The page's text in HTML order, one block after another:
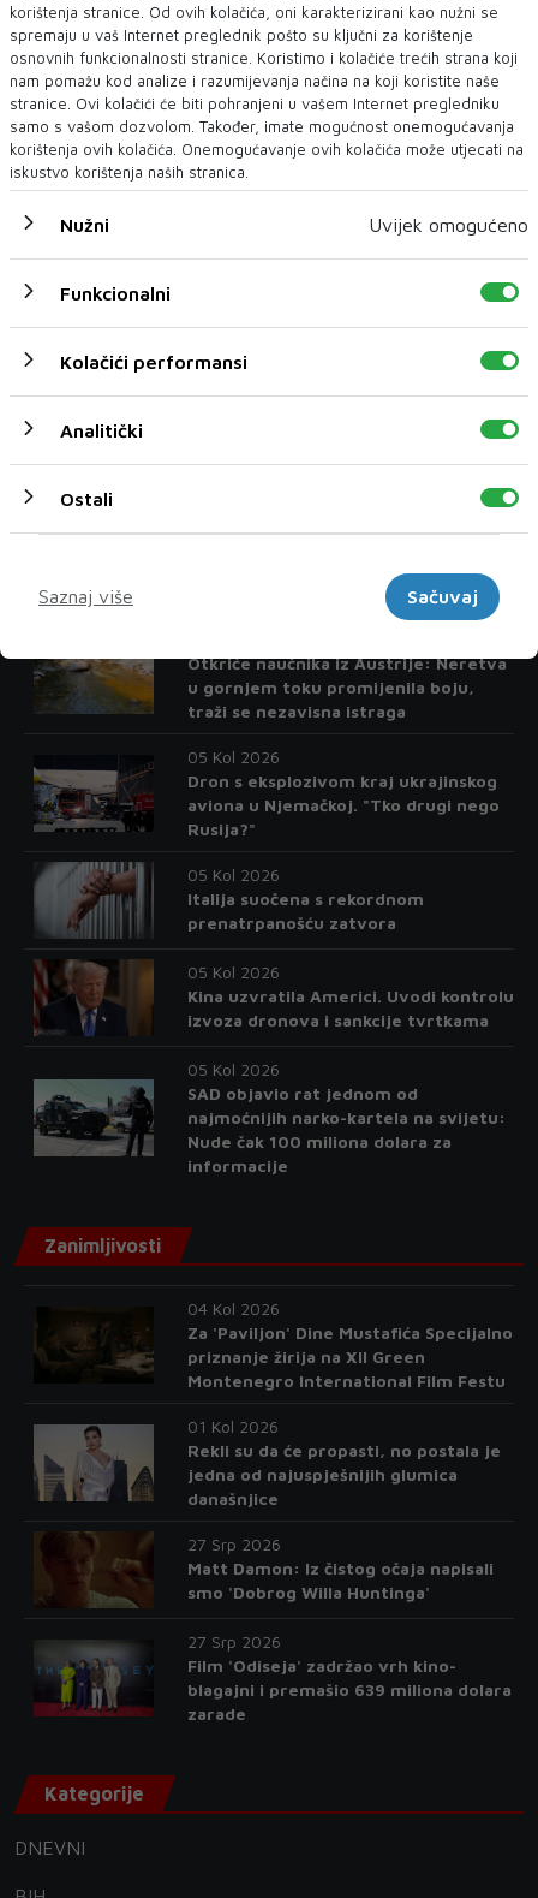
STATE DEPARTMENT I EUROPOL: Loša međusobna
suradnja agencija za borbu protiv terorizma u BiH
Bih
korištenja stranice. Od ovih kolačića, oni karakterizirani kao nužni se
spremaju u vaš Internet preglednik pošto su ključni za korištenje
osnovnih funkcionalnosti stranice. Koristimo i kolačiće trećih strana koji
nam pomažu kod analize i razumijevanja načina na koji koristite naše
stranice. Ovi kolačići će biti pohranjeni u vašem Internet pregledniku
samo s vašom dozvolom. Također, imate mogućnost onemogućavanja
korištenja ovih kolačića. Onemogućavanje ovih kolačića može utjecati na
iskustvo korištenja naših stranica.
Nužni Uvijek omogućeno
Funkcionalni
Kolačići performansi
Analitički
Ostali
Saznaj više
Sačuvaj
Otkriće naučnika iz Austrije: Neretva
u gornjem toku promijenila boju,
traži se nezavisna istraga
05 Kol 2026
Dron s eksplozivom kraj ukrajinskog
aviona u Njemačkoj. "Tko drugi nego
Rusija?"
05 Kol 2026
Italija suočena s rekordnom
prenatrpanošću zatvora
05 Kol 2026
Kina uzvratila Americi. Uvodi kontrolu
izvoza dronova i sankcije tvrtkama
05 Kol 2026
SAD objavio rat jednom od
najmoćnijih narko-kartela na svijetu:
Nude čak 100 miliona dolara za
informacije
Zanimljivosti
04 Kol 2026
Za 'Paviljon' Dine Mustafića Specijalno
priznanje žirija na XII Green
Montenegro International Film Festu
01 Kol 2026
Rekli su da će propasti, no postala je
jedna od najuspješnijih glumica
današnjice
27 Srp 2026
Matt Damon: Iz čistog očaja napisali
smo 'Dobrog Willa Huntinga'
27 Srp 2026
Film 'Odiseja' zadržao vrh kino-
blagajni i premašio 639 miliona dolara
zarade
Kategorije
DNEVNI